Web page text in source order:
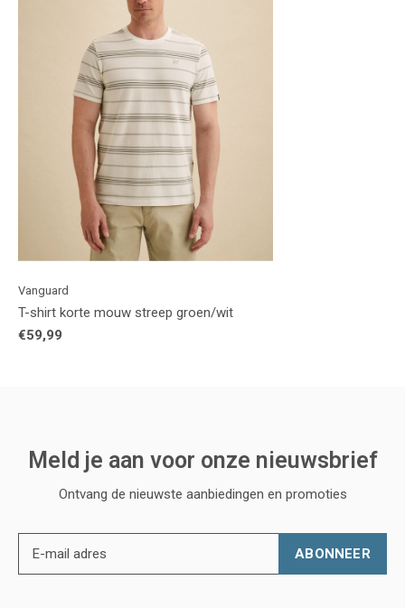
Vanguard
T-shirt korte mouw streep groen/wit
€59,99
Meld je aan voor onze nieuwsbrief
Ontvang de nieuwste aanbiedingen en promoties
ABONNEER